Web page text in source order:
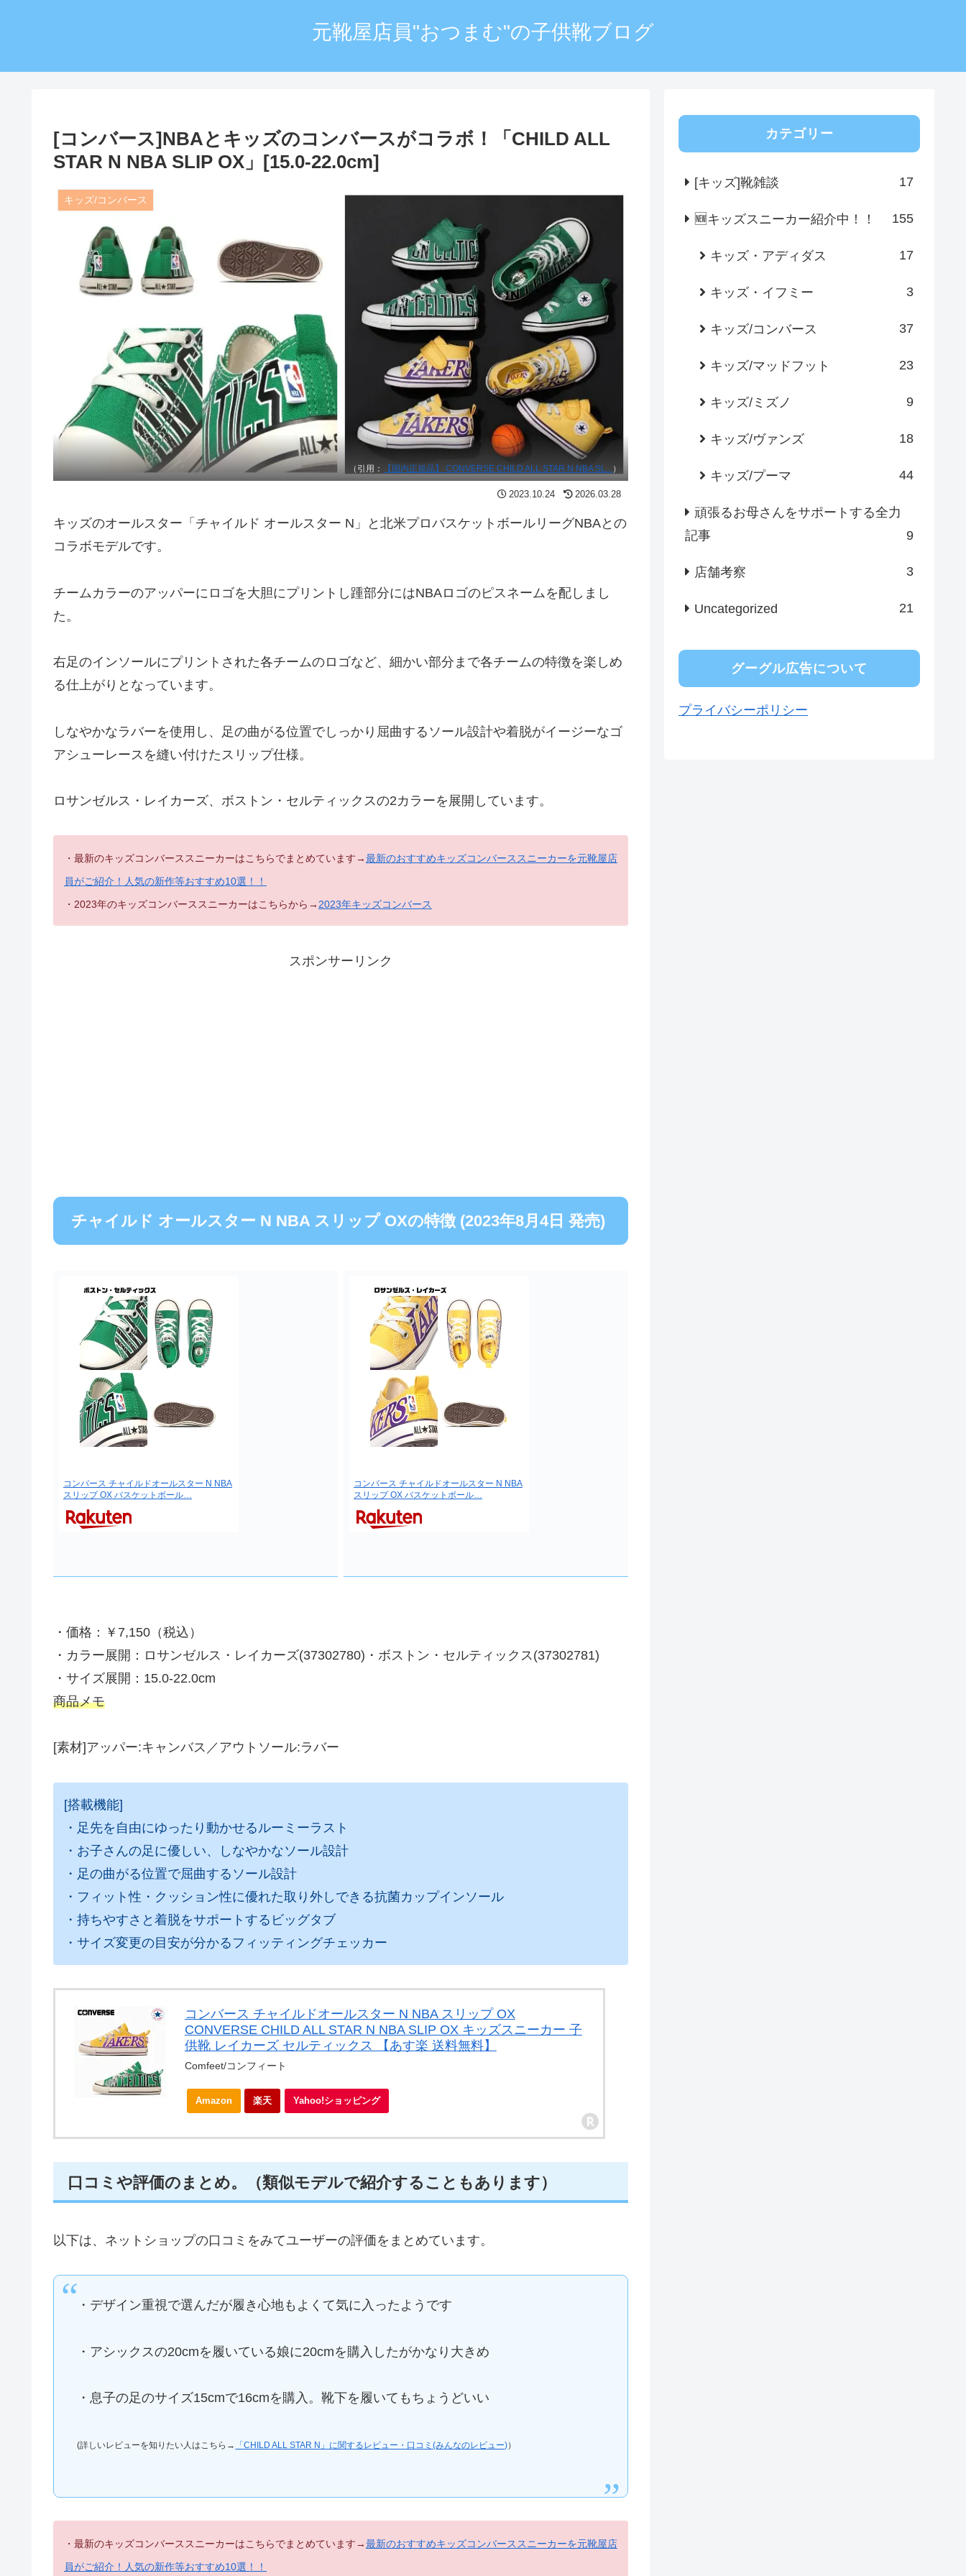
元靴屋店員"おつまむ"の子供靴ブログ
[コンバース]NBAとキッズのコンバースがコラボ！「CHILD ALL
STAR N NBA SLIP OX」[15.0-22.0cm]
キッズ/コンバース
（引用： 【国内正規品】 CONVERSE CHILD ALL STAR N NBA SL...）
2023.10.24 2026.03.28
キッズのオールスター「チャイルド オールスター N」と北米プロバスケットボールリーグNBAとの
コラボモデルです。
チームカラーのアッパーにロゴを大胆にプリントし踵部分にはNBAロゴのピスネームを配しまし
た。
右足のインソールにプリントされた各チームのロゴなど、細かい部分まで各チームの特徴を楽しめ
る仕上がりとなっています。
しなやかなラバーを使用し、足の曲がる位置でしっかり屈曲するソール設計や着脱がイージーなゴ
アシューレースを縫い付けたスリップ仕様。
ロサンゼルス・レイカーズ、ボストン・セルティックスの2カラーを展開しています。
・最新のキッズコンバーススニーカーはこちらでまとめています→最新のおすすめキッズコンバーススニーカーを元靴屋店
員がご紹介！人気の新作等おすすめ10選！！
・2023年のキッズコンバーススニーカーはこちらから→2023年キッズコンバース
スポンサーリンク
チャイルド オールスター N NBA スリップ OXの特徴 (2023年8月4日 発売)
コンバース チャイルドオールスター N NBA
スリップ OX バスケットボール…
コンバース チャイルドオールスター N NBA
スリップ OX バスケットボール…
・価格：￥7,150（税込）
・カラー展開：ロサンゼルス・レイカーズ(37302780)・ボストン・セルティックス(37302781)
・サイズ展開：15.0-22.0cm
商品メモ
[素材]アッパー:キャンバス／アウトソール:ラバー
[搭載機能]
・足先を自由にゆったり動かせるルーミーラスト
・お子さんの足に優しい、しなやかなソール設計
・足の曲がる位置で屈曲するソール設計
・フィット性・クッション性に優れた取り外しできる抗菌カップインソール
・持ちやすさと着脱をサポートするビッグタブ
・サイズ変更の目安が分かるフィッティングチェッカー
コンバース チャイルドオールスター N NBA スリップ OX
CONVERSE CHILD ALL STAR N NBA SLIP OX キッズスニーカー 子
供靴 レイカーズ セルティックス 【あす楽 送料無料】
Comfeet/コンフィート
Amazon 楽天 Yahoo!ショッピング
口コミや評価のまとめ。（類似モデルで紹介することもあります）
以下は、ネットショップの口コミをみてユーザーの評価をまとめています。
・デザイン重視で選んだが履き心地もよくて気に入ったようです
・アシックスの20cmを履いている娘に20cmを購入したがかなり大きめ
・息子の足のサイズ15cmで16cmを購入。靴下を履いてもちょうどいい
(詳しいレビューを知りたい人はこちら→ 「CHILD ALL STAR N」に関するレビュー・口コミ(みんなのレビュー)）
・最新のキッズコンバーススニーカーはこちらでまとめています→最新のおすすめキッズコンバーススニーカーを元靴屋店
員がご紹介！人気の新作等おすすめ10選！！
カテゴリー
[キッズ]靴雑談 17
🆕キッズスニーカー紹介中！！ 155
キッズ・アディダス 17
キッズ・イフミー 3
キッズ/コンバース 37
キッズ/マッドフット 23
キッズ/ミズノ 9
キッズ/ヴァンズ 18
キッズ/プーマ 44
頑張るお母さんをサポートする全力
記事
9
店舗考察 3
Uncategorized 21
グーグル広告について
プライバシーポリシー